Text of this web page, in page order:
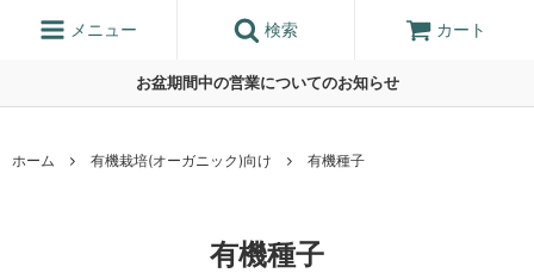
お盆期間中の営業についてのお知らせ
メニュー 検索 カート
ホーム 有機栽培(オーガニック)向け 有機種子
有機種子